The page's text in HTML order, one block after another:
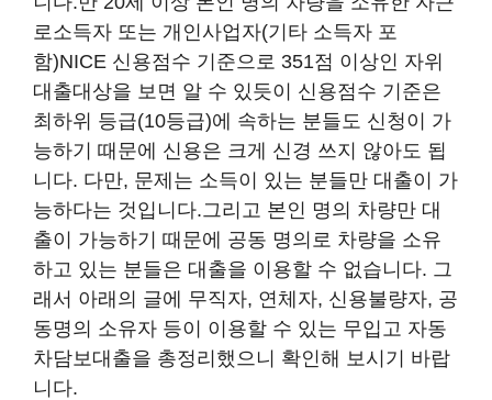
로소득자 또는 개인사업자(기타 소득자 포
함)NICE 신용점수 기준으로 351점 이상인 자위
대출대상을 보면 알 수 있듯이 신용점수 기준은
최하위 등급(10등급)에 속하는 분들도 신청이 가
능하기 때문에 신용은 크게 신경 쓰지 않아도 됩
니다. 다만, 문제는 소득이 있는 분들만 대출이 가
능하다는 것입니다.그리고 본인 명의 차량만 대
출이 가능하기 때문에 공동 명의로 차량을 소유
하고 있는 분들은 대출을 이용할 수 없습니다. 그
래서 아래의 글에 무직자, 연체자, 신용불량자, 공
동명의 소유자 등이 이용할 수 있는 무입고 자동
차담보대출을 총정리했으니 확인해 보시기 바랍
니다.